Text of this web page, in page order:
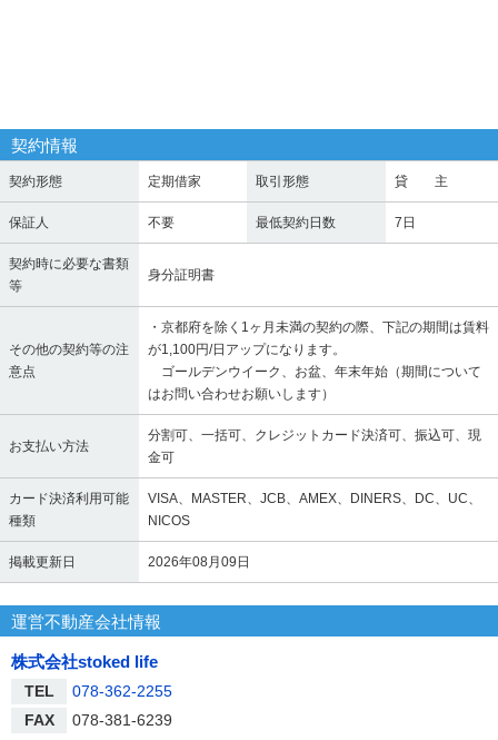
契約情報
契約形態 定期借家 取引形態 貸 主
保証人 不要 最低契約日数 7日
契約時に必要な書類
等
身分証明書
その他の契約等の注
意点
・京都府を除く1ヶ月未満の契約の際、下記の期間は賃料
が1,100円/日アップになります。
ゴールデンウイーク、お盆、年末年始（期間について
はお問い合わせお願いします）
お支払い方法
分割可、一括可、クレジットカード決済可、振込可、現
金可
カード決済利用可能
種類
VISA、MASTER、JCB、AMEX、DINERS、DC、UC、
NICOS
掲載更新日 2026年08月09日
運営不動産会社情報
株式会社stoked life
TEL
078-362-2255
FAX
078-381-6239